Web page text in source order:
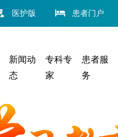
医护版 患者门户
新闻动
态
专科专
家
患者服
务